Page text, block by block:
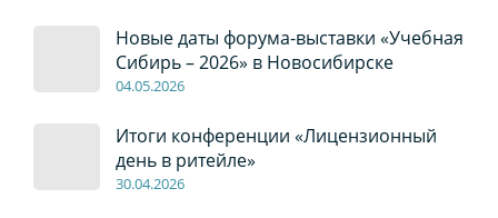
Новые даты форума-выставки «Учебная
Сибирь – 2026» в Новосибирске
04.05.2026
Итоги конференции «Лицензионный
день в ритейле»
30.04.2026